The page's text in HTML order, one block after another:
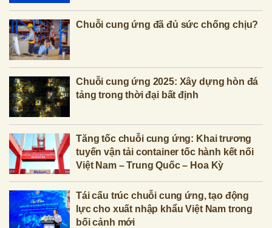
Chuỗi cung ứng đã đủ sức chống chịu?
Chuỗi cung ứng 2025: Xây dựng hòn đá
tảng trong thời đại bất định
Tăng tốc chuỗi cung ứng: Khai trương
tuyến vận tải container tốc hành kết nối
Việt Nam – Trung Quốc – Hoa Kỳ
Tái cấu trúc chuỗi cung ứng, tạo động
lực cho xuất nhập khẩu Việt Nam trong
bối cảnh mới